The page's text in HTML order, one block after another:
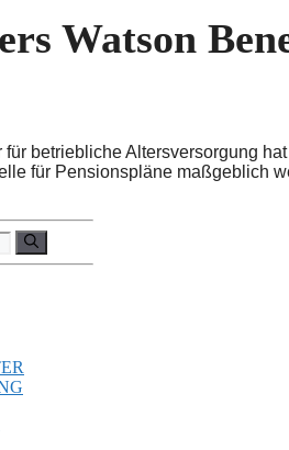
Watson
betriebliche Altersversorgung
für Pensionspläne maßgeblich